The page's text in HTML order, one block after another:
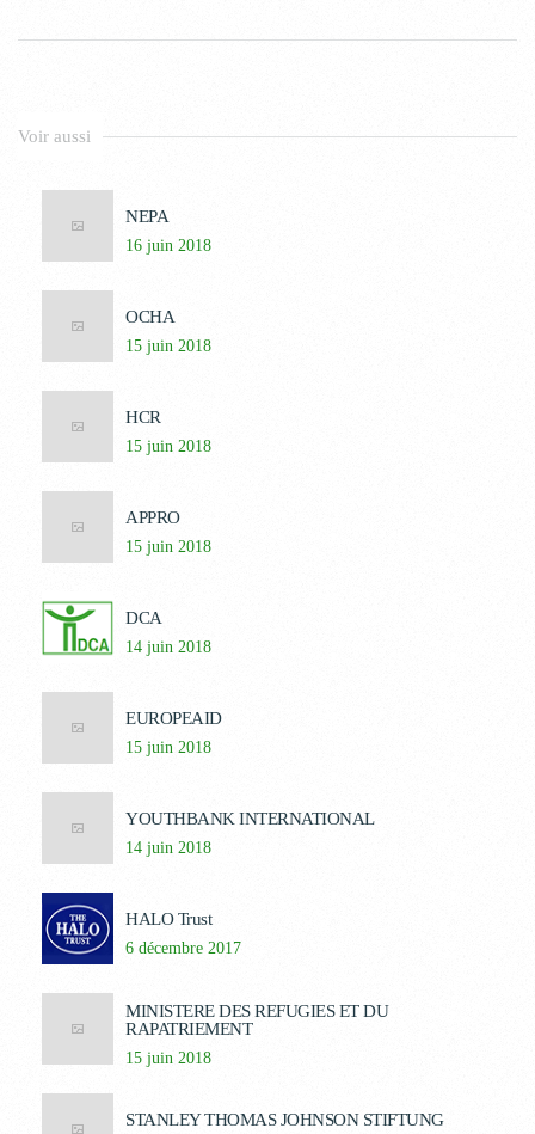
Voir aussi
NEPA
16 juin 2018
OCHA
15 juin 2018
HCR
15 juin 2018
APPRO
15 juin 2018
DCA
14 juin 2018
EUROPEAID
15 juin 2018
YOUTHBANK INTERNATIONAL
14 juin 2018
HALO Trust
6 décembre 2017
MINISTERE DES REFUGIES ET DU
RAPATRIEMENT
15 juin 2018
STANLEY THOMAS JOHNSON STIFTUNG